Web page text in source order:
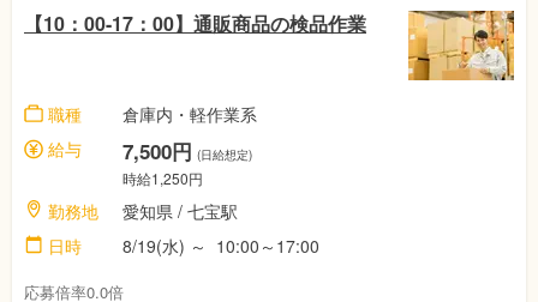
【10：00-17：00】通販商品の検品作業
職種
倉庫内・軽作業系
給与
7,500円 (日給想定)
時給1,250円
勤務地 愛知県 / 七宝駅
日時
8/19(水) ～ 10:00～17:00
応募倍率0.0倍